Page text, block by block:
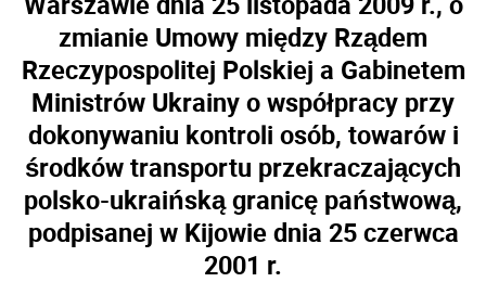
zmianie Umowy między Rządem
Rzeczypospolitej Polskiej a Gabinetem
Ministrów Ukrainy o współpracy przy
dokonywaniu kontroli osób, towarów i
środków transportu przekraczających
polsko-ukraińską granicę państwową,
podpisanej w Kijowie dnia 25 czerwca
2001 r.